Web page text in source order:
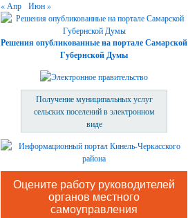
« Апр Июн »
Решения опубликованные на портале Самарской
Губернской Думы
Получение муниципальных услуг
сельских поселений в электронном
виде
Оцените работу руководителей
органов местного
самоуправления